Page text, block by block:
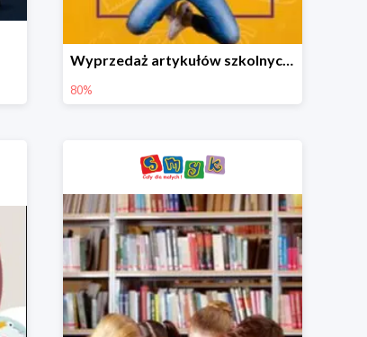
Wyprzedaż artykułów szkolnych w Smyku do -80%
80%